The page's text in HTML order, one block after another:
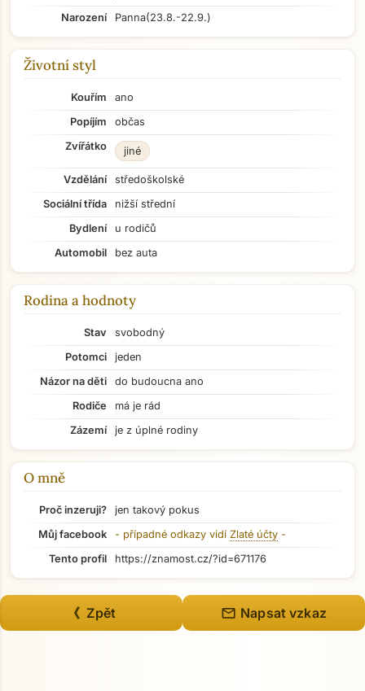
Narození
Panna(23.8.-22.9.)
Životní styl
Kouřím
ano
Popíjím
občas
Zvířátko
jiné
Vzdělání
středoškolské
Sociální třída
nižší střední
Bydlení
u rodičů
Automobil
bez auta
Rodina a hodnoty
Stav
svobodný
Potomci
jeden
Názor na děti
do budoucna ano
Rodiče
má je rád
Zázemí
je z úplné rodiny
O mně
Proč inzeruji?
jen takový pokus
Můj facebook
- případné odkazy vidí Zlaté účty -
Tento profil
https://znamost.cz/?id=671176
《 Zpět mail Napsat vzkaz